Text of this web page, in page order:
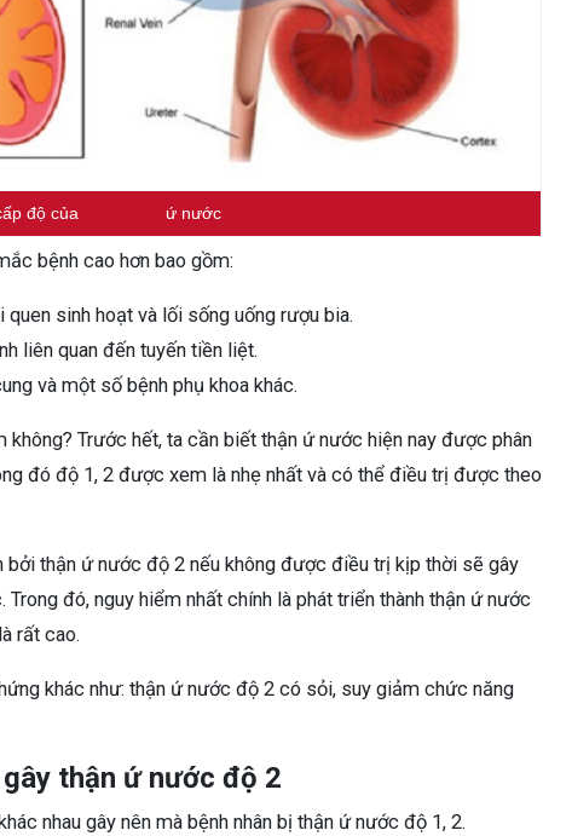
độ của ứ nước
bệnh cao hơn bao gồm:
sinh hoạt và lối sống uống rượu bia.
liên quan đến tuyến tiền liệt.
và một số bệnh phụ khoa khác.
Trước hết, ta cần biết thận ứ nước hiện nay được phân
đó độ 1, 2 được xem là nhẹ nhất và có thể điều trị được theo
bởi thận ứ nước độ 2 nếu không được điều trị kịp thời sẽ gây
đó, nguy hiểm nhất chính là phát triển thành thận ứ nước
rất cao.
khác như: thận ứ nước độ 2 có sỏi, suy giảm chức năng
thận ứ nước độ 2
nhau gây nên mà bệnh nhân bị thận ứ nước độ 1, 2.